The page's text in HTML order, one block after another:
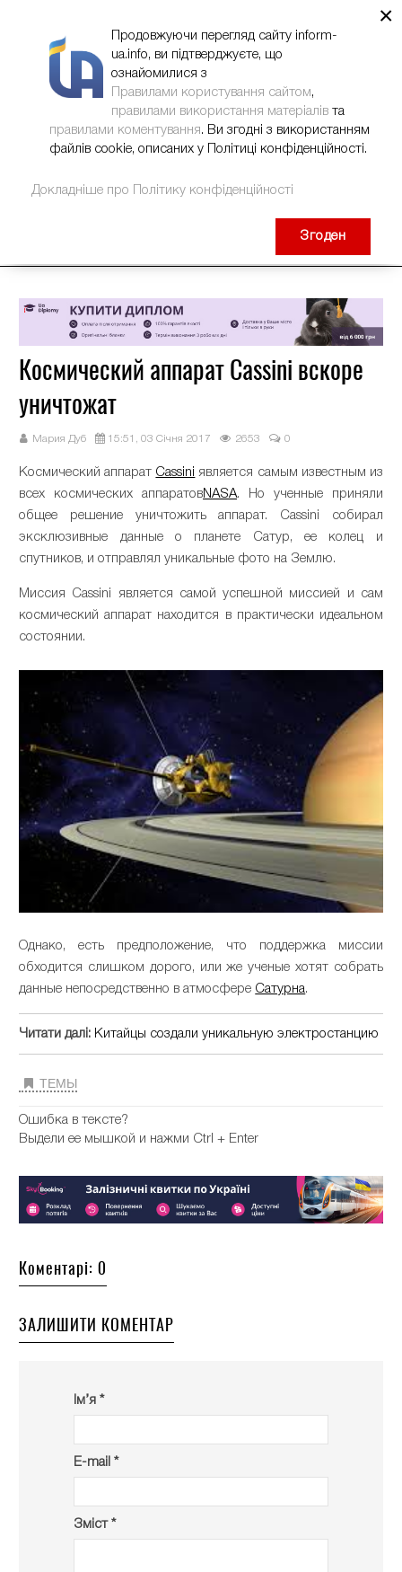
Космический аппарат Cassini вскоре
уничтожат
Мария Дуб 15:51, 03 Січня 2017 2653 0
Космический аппарат Cassini является самым известным из
всех космических аппаратовNASA. Но ученные приняли
общее решение уничтожить аппарат. Cassini собирал
эксклюзивные данные о планете Сатур, ее колец и
спутников, и отправлял уникальные фото на Землю.
Миссия Cassini является самой успешной миссией и сам
космический аппарат находится в практически идеальном
состоянии.
Однако, есть предположение, что поддержка миссии
обходится слишком дорого, или же ученые хотят собрать
данные непосредственно в атмосфере Сатурна.
Читати далі: Китайцы создали уникальную электростанцию
ТЕМЫ
Ошибка в тексте?
Выдели ее мышкой и нажми Ctrl + Enter
Коментарі: 0
ЗАЛИШИТИ КОМЕНТАР
Ім’я *
E-mail *
Зміст *
×
Продовжуючи перегляд сайту inform-
ua.info, ви підтверджуєте, що
ознайомилися з
Правилами користування сайтом,
правилами використання матеріалів та
правилами коментування. Ви згодні з використанням
файлів cookie, описаних у Політиці конфіденційності.
Докладніше про Політику конфіденційності
Згоден